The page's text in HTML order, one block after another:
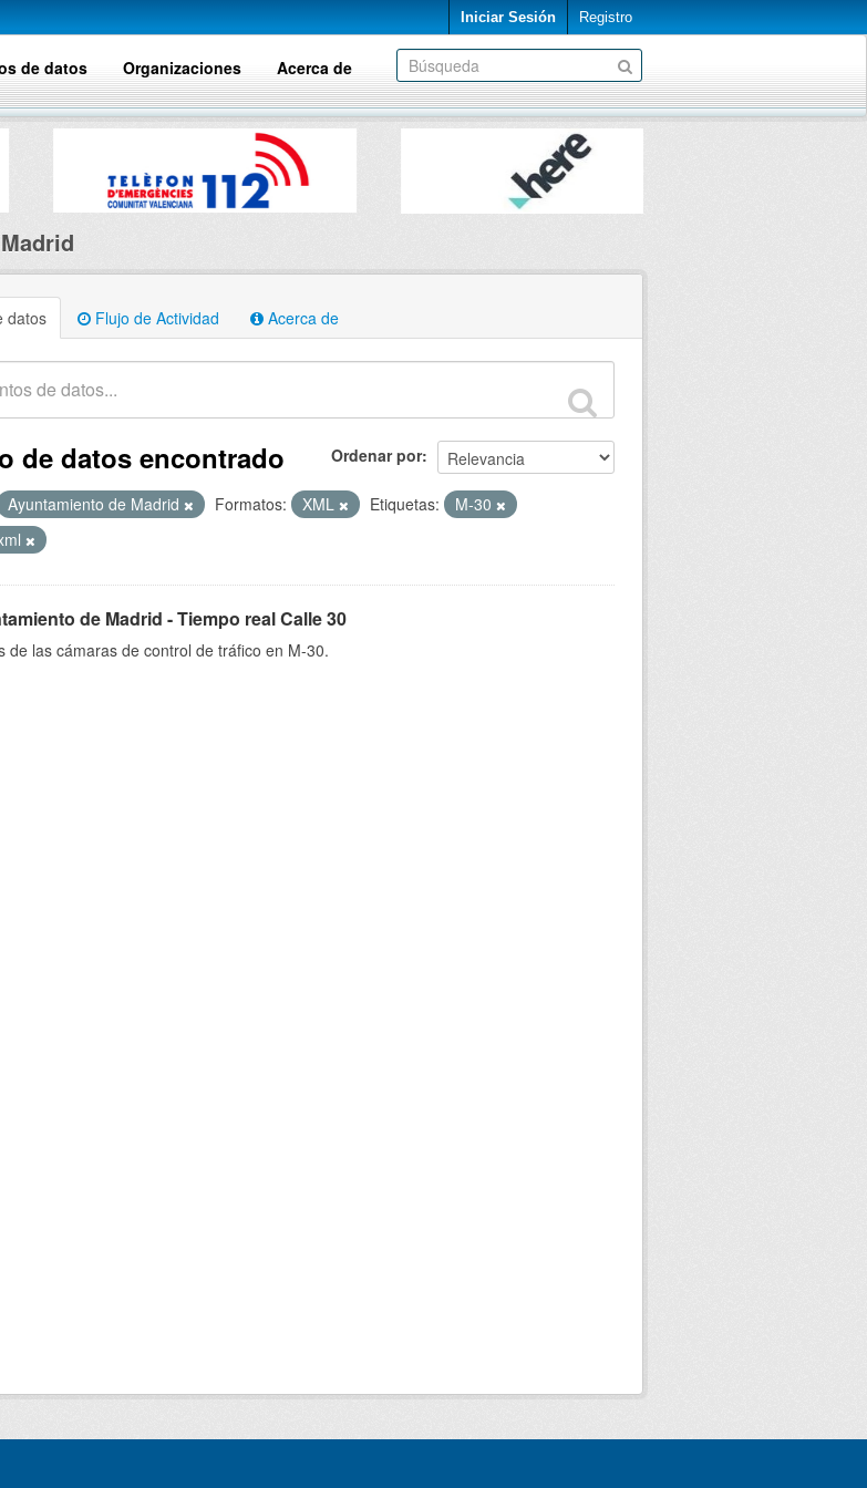
Iniciar Sesión Registro
de datos Organizaciones Acerca de
datos Flujo de Actividad Acerca de
Ordenar por
de datos encontrado
Ayuntamiento de Madrid Formatos: XML Etiquetas:
M-30
de Madrid - Tiempo real Calle 30
de las cámaras de control de tráfico en M-30.